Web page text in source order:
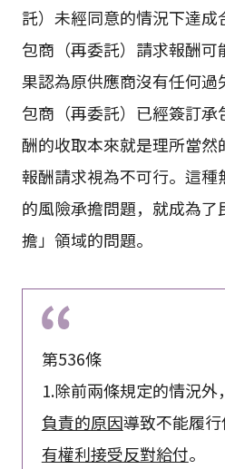
託）未經同意的情況下達
包商（再委託）請求報酬
果認為原供應商沒有任何
包商（再委託）已經簽訂
酬的收取本來就是理所當
報酬請求視為不可行。這
的風險承擔問題，就成為
擔」領域的問題。
第536條
1.除前兩條規定的情況外，
負責的原因導致不能履
有權利接受反對給付。